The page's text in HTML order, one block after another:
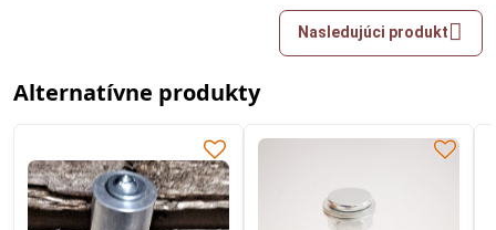
Nasledujúci produkt
Alternatívne produkty